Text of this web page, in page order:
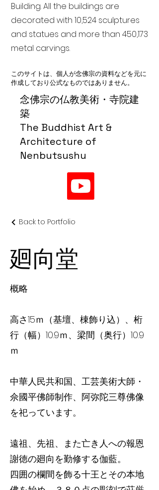
念佛宗の仏教美術・寺院建
築
The Buddhist Art &
Architecture of
Nenbutsushu
Building. All the buildings are
decorated with 10,524 sculptures
and statues and more than 450,173
metal carvings.
このサイトは、個人が念佛宗の資料などを元に
作成しており公式なものではありません。
Back to Portfolio
廻向堂
概略
高さ15ｍ（基壇、棟飾り込）、桁
行（幅）10.9ｍ、梁間（奥行）10.9
ｍ
中華人民共和国、工芸美術大師・
佘國平佛師制作、阿弥陀三尊佛像
を祀っています。
遠祖、先祖、また亡き人への報恩
謝徳の廻向を勤修する伽藍。
四囲の欄間を飾る十王とその本地